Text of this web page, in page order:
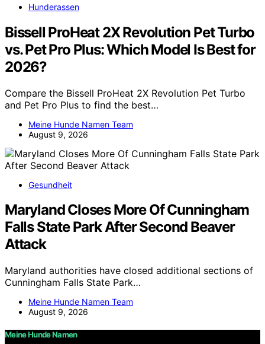
Hunderassen
Bissell ProHeat 2X Revolution Pet Turbo
vs. Pet Pro Plus: Which Model Is Best for
2026?
Compare the Bissell ProHeat 2X Revolution Pet Turbo
and Pet Pro Plus to find the best…
Meine Hunde Namen Team
August 9, 2026
Gesundheit
Maryland Closes More Of Cunningham
Falls State Park After Second Beaver
Attack
Maryland authorities have closed additional sections of
Cunningham Falls State Park…
Meine Hunde Namen Team
August 9, 2026
Meine Hunde Namen